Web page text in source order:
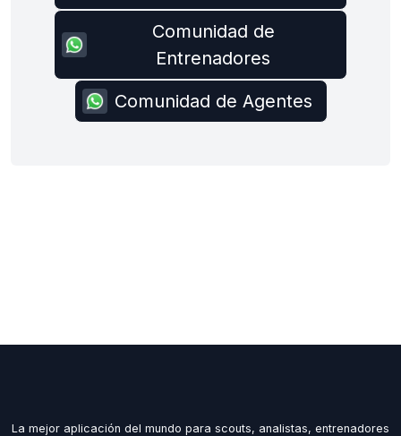
Comunidad de
Entrenadores
Comunidad de Agentes
La mejor aplicación del mundo para scouts, analistas, entrenadores